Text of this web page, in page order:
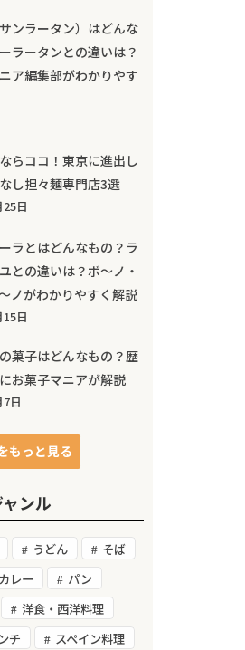
ンラータン）はどんな
ラータンとの違いは？
ア編集部がわかりやす
らココ！東京に進出し
し担々麺専門店3選
日
ラとはどんなもの？ラ
との違いは？ボ～ノ・
ノがわかりやすく解説
日
菓子はどんなもの？歴
お菓子マニアが解説
日
もっと見る
ンル
うどん
そば
カレー
パン
洋食・西洋料理
チ
スペイン料理